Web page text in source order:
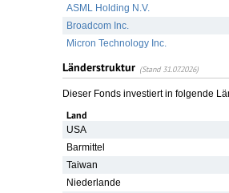
ASML Holding N.V.
Broadcom Inc.
Micron Technology Inc.
Länderstruktur (Stand 31.07.2026)
Dieser Fonds investiert in folgende
Land
USA
Barmittel
Taiwan
Niederlande